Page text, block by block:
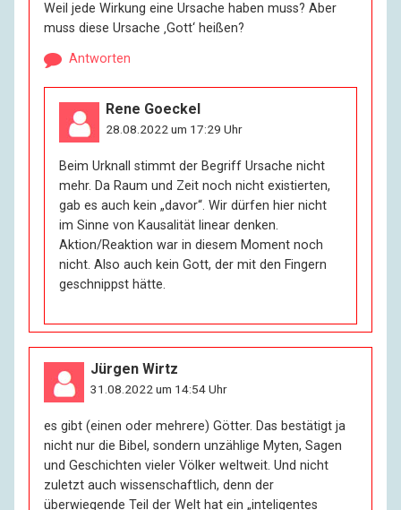
Weil jede Wirkung eine Ursache haben muss? Aber
muss diese Ursache ‚Gott‘ heißen?
Antworten
Rene Goeckel
28.08.2022 um 17:29 Uhr
Beim Urknall stimmt der Begriff Ursache nicht
mehr. Da Raum und Zeit noch nicht existierten,
gab es auch kein „davor“. Wir dürfen hier nicht
im Sinne von Kausalität linear denken.
Aktion/Reaktion war in diesem Moment noch
nicht. Also auch kein Gott, der mit den Fingern
geschnippst hätte.
Jürgen Wirtz
31.08.2022 um 14:54 Uhr
es gibt (einen oder mehrere) Götter. Das bestätigt ja
nicht nur die Bibel, sondern unzählige Myten, Sagen
und Geschichten vieler Völker weltweit. Und nicht
zuletzt auch wissenschaftlich, denn der
überwiegende Teil der Welt hat ein „inteligentes